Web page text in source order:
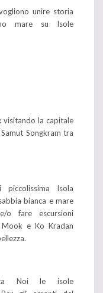
unire storia
mare su Isole
visitando la capitale
Songkram tra
Isola
bianca e mare
o fare escursioni
e Ko Kradan
Noi le isole